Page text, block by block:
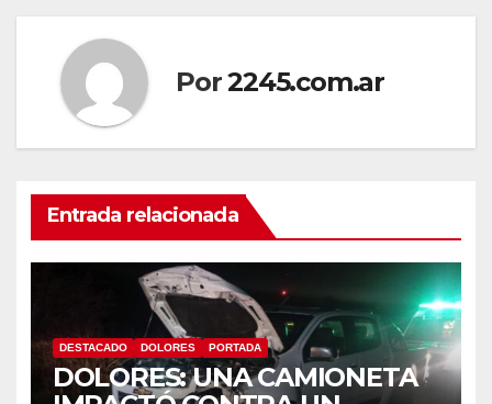
Por2245.com.ar
Entrada relacionada
DESTACADO DOLORES PORTADA
DOLORES: UNA CAMIONETA